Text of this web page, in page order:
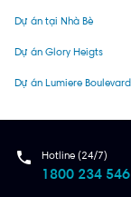
Dự án tại Nhà Bè
Dự án Glory Heigts
Dự án Lumiere Boulevard
Hotline (24/7)
1800 234 546